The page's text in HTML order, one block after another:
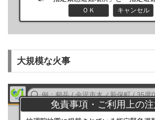
大規模な火事